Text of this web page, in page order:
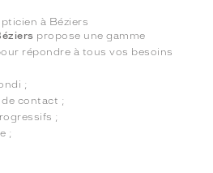
à Béziers
propose une gamme
répondre à tous vos besoins
;
contact ;
;
;